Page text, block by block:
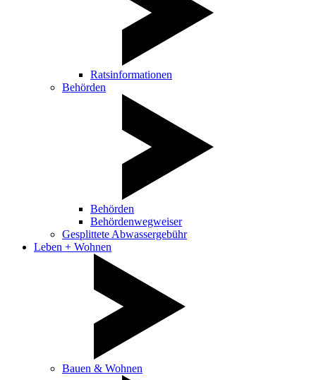
Ratsinformationen
Behörden
Behörden
Behördenwegweiser
Gesplittete Abwassergebühr
Leben + Wohnen
Bauen & Wohnen